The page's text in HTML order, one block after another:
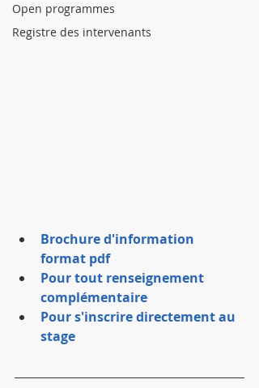
Open programmes
Registre des intervenants
Brochure d'information
format pdf
Pour tout renseignement
complémentaire
Pour s'inscrire directement au
stage